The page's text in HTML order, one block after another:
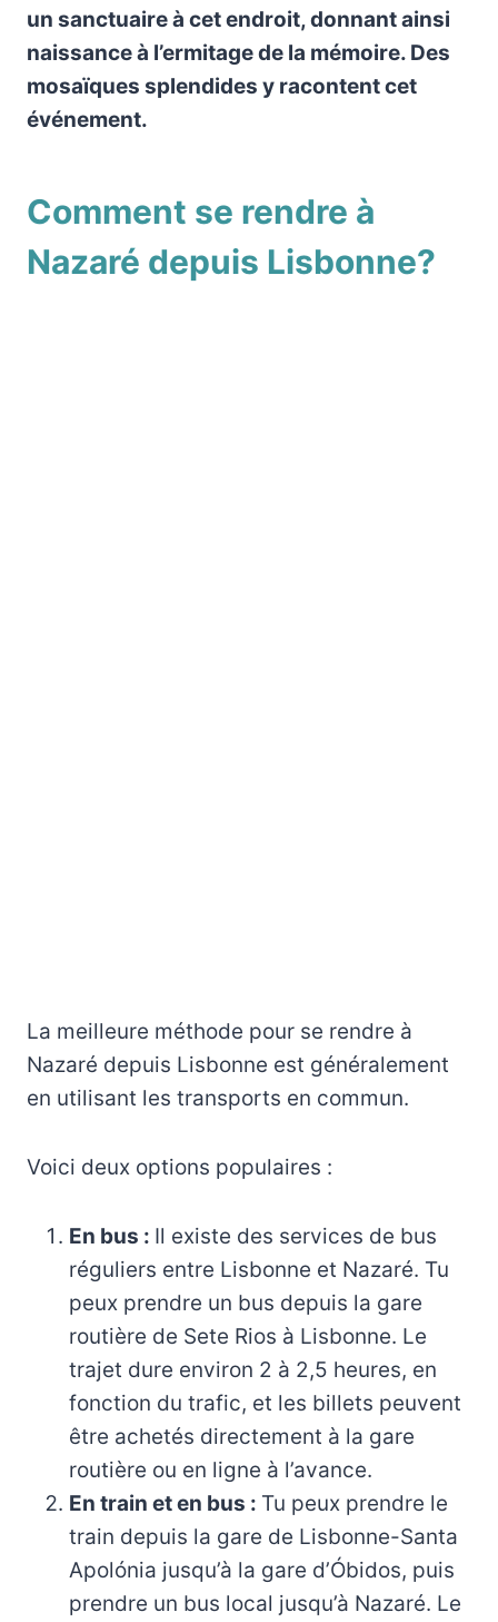
un sanctuaire à cet endroit, donnant ainsi
naissance à l’ermitage de la mémoire. Des
mosaïques splendides y racontent cet
événement.
Comment se rendre à
Nazaré depuis Lisbonne?
La meilleure méthode pour se rendre à
Nazaré depuis Lisbonne est généralement
en utilisant les transports en commun.
Voici deux options populaires :
En bus : Il existe des services de bus
réguliers entre Lisbonne et Nazaré. Tu
peux prendre un bus depuis la gare
routière de Sete Rios à Lisbonne. Le
trajet dure environ 2 à 2,5 heures, en
fonction du trafic, et les billets peuvent
être achetés directement à la gare
routière ou en ligne à l’avance.
En train et en bus : Tu peux prendre le
train depuis la gare de Lisbonne-Santa
Apolónia jusqu’à la gare d’Óbidos, puis
prendre un bus local jusqu’à Nazaré. Le